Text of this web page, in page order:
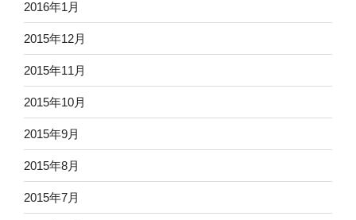
2016年1月
2015年12月
2015年11月
2015年10月
2015年9月
2015年8月
2015年7月